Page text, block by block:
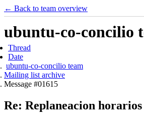
← Back to team overview
ubuntu-co-concilio
Thread
Date
ubuntu-co-concilio team
Mailing list archive
Message #01615
Re: Replaneacion